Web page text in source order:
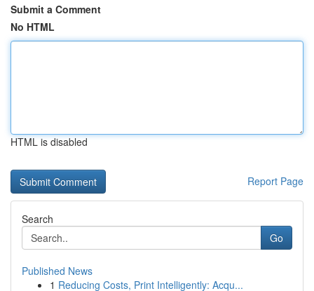
Submit a Comment
No HTML
HTML is disabled
Report Page
Search
Go
Published News
1 Reducing Costs, Print Intelligently: Acqu...